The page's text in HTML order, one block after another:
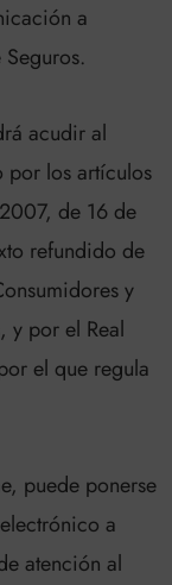
a
acudir al
por los artículos
de 16 de
refundido de
y
y por el Real
el que regula
puede ponerse
a
atención al